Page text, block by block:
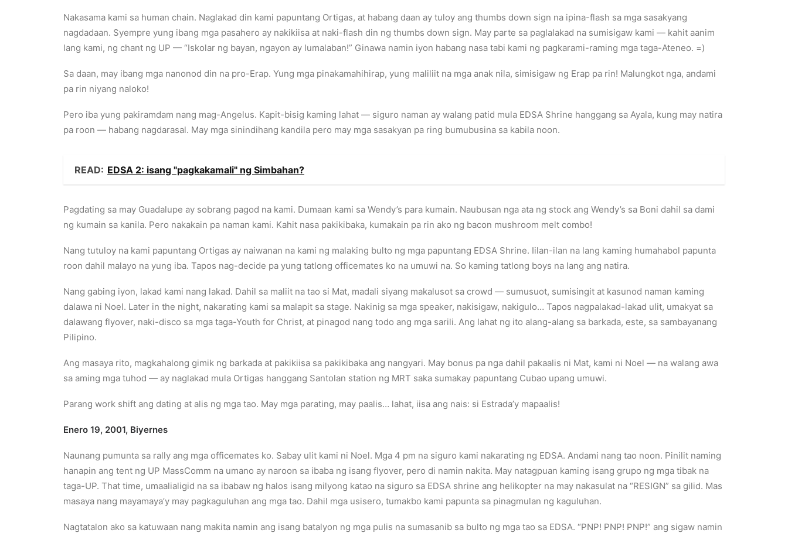
Nakasama kami sa human chain. Naglakad din kami papuntang Ortigas, at habang daan ay tuloy ang thumbs down sign na ipina-flash sa mga sasakyang
nagdadaan. Syempre yung ibang mga pasahero ay nakikiisa at naki-flash din ng thumbs down sign. May parte sa paglalakad na sumisigaw kami — kahit aanim
lang kami, ng chant ng UP — “Iskolar ng bayan, ngayon ay lumalaban!” Ginawa namin iyon habang nasa tabi kami ng pagkarami-raming mga taga-Ateneo. =)
Sa daan, may ibang mga nanonod din na pro-Erap. Yung mga pinakamahihirap, yung maliliit na mga anak nila, simisigaw ng Erap pa rin! Malungkot nga, andami
pa rin niyang naloko!
Pero iba yung pakiramdam nang mag-Angelus. Kapit-bisig kaming lahat — siguro naman ay walang patid mula EDSA Shrine hanggang sa Ayala, kung may natira
pa roon — habang nagdarasal. May mga sinindihang kandila pero may mga sasakyan pa ring bumubusina sa kabila noon.
READ: EDSA 2: isang "pagkakamali" ng Simbahan?
Pagdating sa may Guadalupe ay sobrang pagod na kami. Dumaan kami sa Wendy’s para kumain. Naubusan nga ata ng stock ang Wendy’s sa Boni dahil sa dami
ng kumain sa kanila. Pero nakakain pa naman kami. Kahit nasa pakikibaka, kumakain pa rin ako ng bacon mushroom melt combo!
Nang tutuloy na kami papuntang Ortigas ay naiwanan na kami ng malaking bulto ng mga papuntang EDSA Shrine. Iilan-ilan na lang kaming humahabol papunta
roon dahil malayo na yung iba. Tapos nag-decide pa yung tatlong officemates ko na umuwi na. So kaming tatlong boys na lang ang natira.
Nang gabing iyon, lakad kami nang lakad. Dahil sa maliit na tao si Mat, madali siyang makalusot sa crowd — sumusuot, sumisingit at kasunod naman kaming
dalawa ni Noel. Later in the night, nakarating kami sa malapit sa stage. Nakinig sa mga speaker, nakisigaw, nakigulo… Tapos nagpalakad-lakad ulit, umakyat sa
dalawang flyover, naki-disco sa mga taga-Youth for Christ, at pinagod nang todo ang mga sarili. Ang lahat ng ito alang-alang sa barkada, este, sa sambayanang
Pilipino.
Ang masaya rito, magkahalong gimik ng barkada at pakikiisa sa pakikibaka ang nangyari. May bonus pa nga dahil pakaalis ni Mat, kami ni Noel — na walang awa
sa aming mga tuhod — ay naglakad mula Ortigas hanggang Santolan station ng MRT saka sumakay papuntang Cubao upang umuwi.
Parang work shift ang dating at alis ng mga tao. May mga parating, may paalis… lahat, iisa ang nais: si Estrada’y mapaalis!
Enero 19, 2001, Biyernes
Naunang pumunta sa rally ang mga officemates ko. Sabay ulit kami ni Noel. Mga 4 pm na siguro kami nakarating ng EDSA. Andami nang tao noon. Pinilit naming
hanapin ang tent ng UP MassComm na umano ay naroon sa ibaba ng isang flyover, pero di namin nakita. May natagpuan kaming isang grupo ng mga tibak na
taga-UP. That time, umaalialigid na sa ibabaw ng halos isang milyong katao na siguro sa EDSA shrine ang helikopter na may nakasulat na “RESIGN” sa gilid. Mas
masaya nang mayamaya’y may pagkaguluhan ang mga tao. Dahil mga usisero, tumakbo kami papunta sa pinagmulan ng kaguluhan.
Nagtatalon ako sa katuwaan nang makita namin ang isang batalyon ng mga pulis na sumasanib sa bulto ng mga tao sa EDSA. “PNP! PNP! PNP!” ang sigaw namin